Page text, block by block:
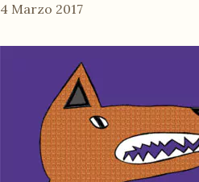
4 Marzo 2017